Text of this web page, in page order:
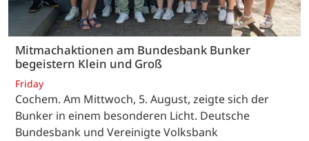
Mitmachaktionen am Bundesbank Bunker
begeistern Klein und Groß
Friday
Cochem. Am Mittwoch, 5. August, zeigte sich der
Bunker in einem besonderen Licht. Deutsche
Bundesbank und Vereinigte Volksbank